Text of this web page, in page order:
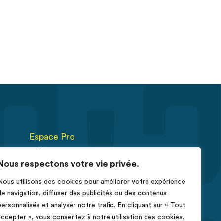
respectons votre vie privée.
utilisons des cookies pour améliorer votre expérience
navigation, diffuser des publicités ou des contenus
et analyser notre trafic. En cliquant sur « Tout
», vous consentez à notre utilisation des cookies.
Espace Pro
Déclarer un cas de cancer